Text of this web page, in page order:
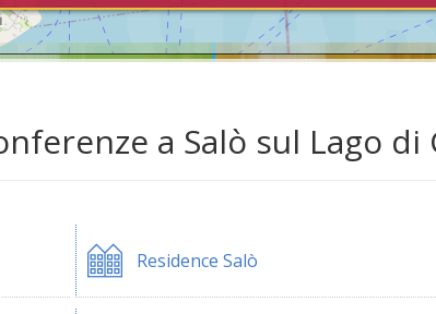
a Salò sul Lago di
Residence Salò